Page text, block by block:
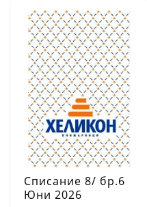
Списание 8/ бр.6
Юни 2026